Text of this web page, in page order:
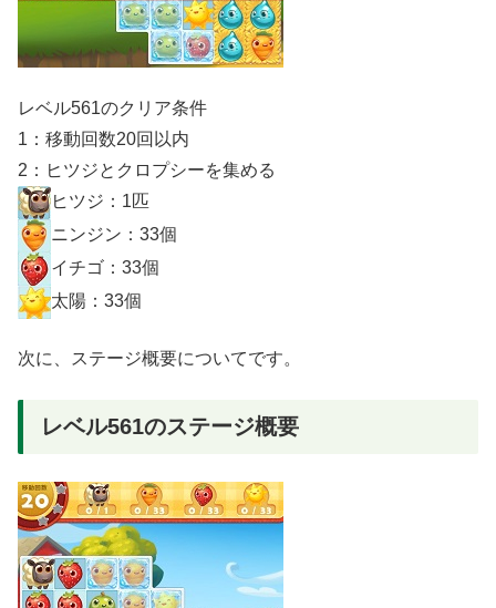
レベル561のクリア条件
1：移動回数20回以内
2：ヒツジとクロプシーを集める
ヒツジ：1匹
ニンジン：33個
イチゴ：33個
太陽：33個
次に、ステージ概要についてです。
レベル561のステージ概要